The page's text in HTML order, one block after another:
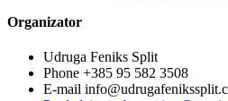
Organizator
Udruga Feniks Split
Phone +385 95 582 3508
E-mail